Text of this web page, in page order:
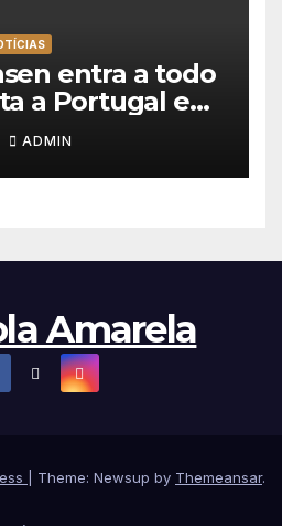
entra a todo
a Portugal e
da UAE
em Lisboa
ADMIN
Amarela
Theme: Newsup by Themeansar.